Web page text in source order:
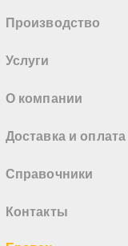
Производство
Услуги
О компании
Доставка и оплата
Справочники
Контакты